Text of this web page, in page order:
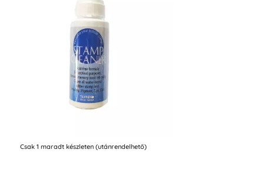
Csak 1 maradt készleten (utánrendelhető)